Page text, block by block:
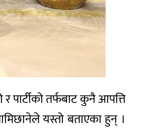
र पार्टीको तर्फबाट कुनै आपत्ति
यस्तो बताएका हुन् ।